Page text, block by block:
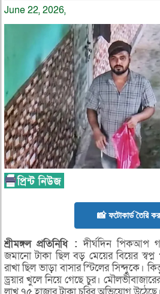
June 22, 2026,
📸 ফটোকার্ড তৈরি
শ্রীমঙ্গল প্রতিনিধি: দীর্ঘদিন পিকআপ
জমানো টাকা ছিল বড় মেয়ের বিয়ের
রাখা ছিল ভাড়া বাসার স্টিলের সিন্দুকে।
ড্রয়ার খুলে নিয়ে গেছে চুর।